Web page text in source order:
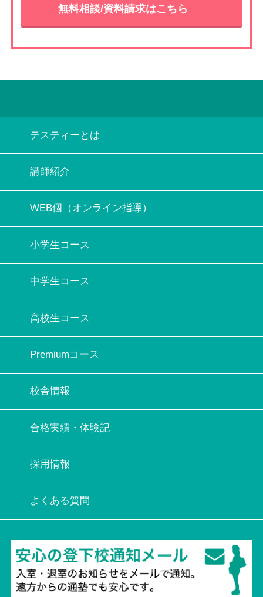
無料相談/資料請求はこちら
テスティーとは
講師紹介
WEB個（オンライン指導）
小学生コース
中学生コース
高校生コース
Premiumコース
校舎情報
合格実績・体験記
採用情報
よくある質問